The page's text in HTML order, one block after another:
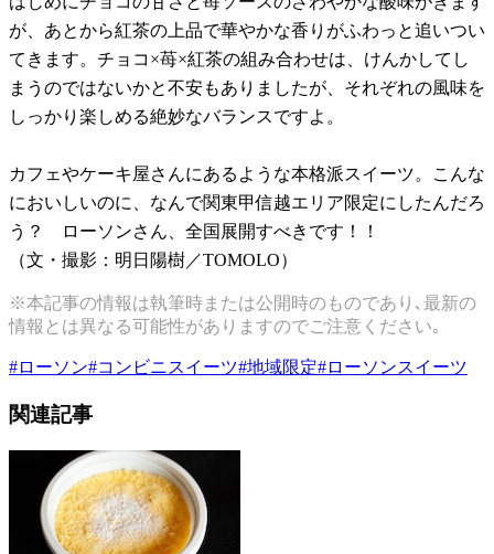
が、あとから紅茶の上品で華やかな香りがふわっと追いつい
てきます。チョコ×苺×紅茶の組み合わせは、けんかしてし
まうのではないかと不安もありましたが、それぞれの風味を
しっかり楽しめる絶妙なバランスですよ。
カフェやケーキ屋さんにあるような本格派スイーツ。こんな
においしいのに、なんで関東甲信越エリア限定にしたんだろ
う？ ローソンさん、全国展開すべきです！！
（文・撮影：明日陽樹／TOMOLO）
※本記事の情報は執筆時または公開時のものであり､最新の
情報とは異なる可能性がありますのでご注意ください｡
#ローソン#コンビニスイーツ#地域限定#ローソンスイーツ
関連記事